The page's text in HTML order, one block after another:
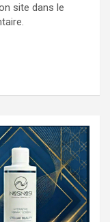
site dans le